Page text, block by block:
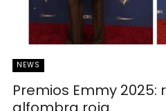
NEWS
Premios Emmy 2025: